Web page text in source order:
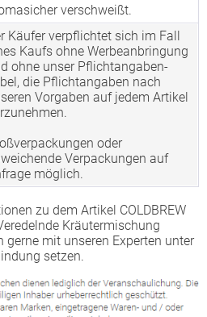
verschweißt.
Käufer verpflichtet sich im Fall
Kaufs ohne Werbeanbringung
ohne unser Pflichtangaben-
die Pflichtangaben nach
Vorgaben auf jedem Artikel
oder
Verpackungen auf
möglich.
zu dem Artikel COLDBREW
Kräutermischung
gerne mit unseren Experten unter
setzen.